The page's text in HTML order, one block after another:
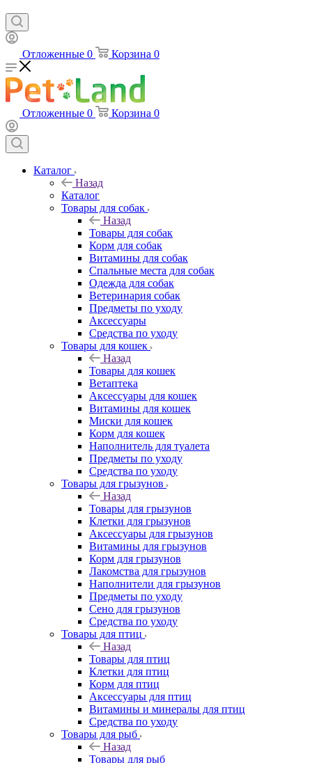
Отложенные 0 Корзина 0
Отложенные 0 Корзина 0
Каталог
Назад
Каталог
Товары для собак
Назад
Товары для собак
Корм для собак
Витамины для собак
Спальные места для собак
Одежда для собак
Ветеринария собак
Предметы по уходу
Аксессуары
Средства по уходу
Товары для кошек
Назад
Товары для кошек
Ветаптека
Аксессуары для кошек
Витамины для кошек
Миски для кошек
Корм для кошек
Наполнитель для туалета
Предметы по уходу
Средства по уходу
Товары для грызунов
Назад
Товары для грызунов
Клетки для грызунов
Аксессуары для грызунов
Витамины для грызунов
Корм для грызунов
Лакомства для грызунов
Наполнители для грызунов
Предметы по уходу
Сено для грызунов
Средства по уходу
Товары для птиц
Назад
Товары для птиц
Клетки для птиц
Корм для птиц
Аксессуары для птиц
Витамины и минералы для птиц
Средства по уходу
Товары для рыб
Назад
Товары для рыб